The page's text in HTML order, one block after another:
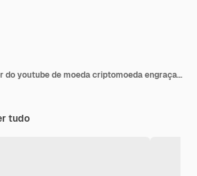
Modelo de banner do youtube de moeda criptomoeda engraçada
tudo